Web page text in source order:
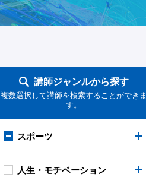
講師ジャンルから探す
複数選択して講師を検索することができま
す。
スポーツ
監督・コーチ
人生・モチベーション